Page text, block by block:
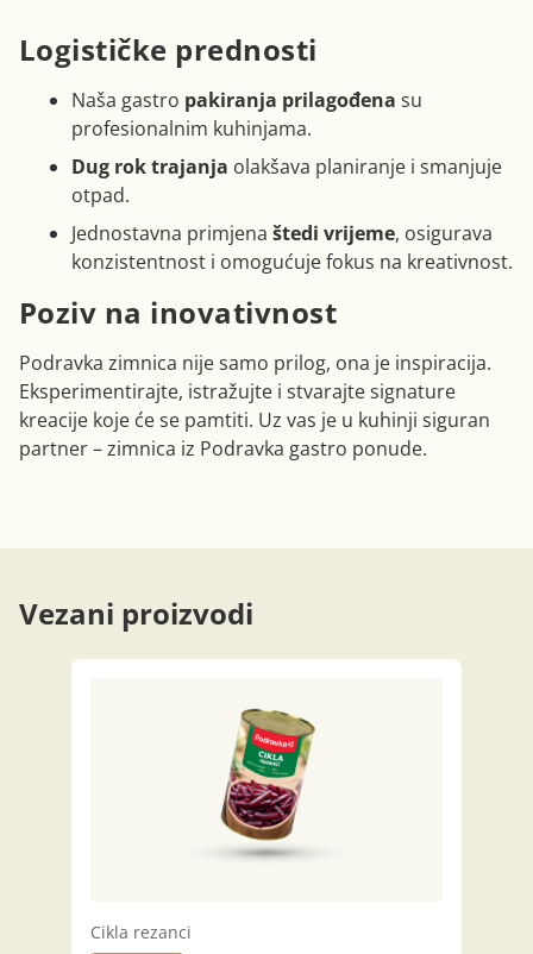
Logističke prednosti
Naša gastro pakiranja prilagođena su
profesionalnim kuhinjama.
Dug rok trajanja olakšava planiranje i smanjuje
otpad.
Jednostavna primjena štedi vrijeme, osigurava
konzistentnost i omogućuje fokus na kreativnost.
Poziv na inovativnost
Podravka zimnica nije samo prilog, ona je inspiracija.
Eksperimentirajte, istražujte i stvarajte signature
kreacije koje će se pamtiti. Uz vas je u kuhinji siguran
partner – zimnica iz Podravka gastro ponude.
Vezani proizvodi
Cikla rezanci